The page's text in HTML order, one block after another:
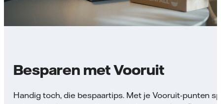
Besparen met Vooruit
Handig toch, die bespaartips. Met je Vooruit-punten